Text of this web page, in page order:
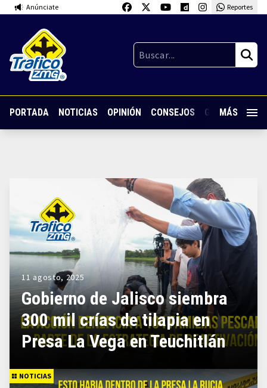
Anúnciate Reportes
PORTADA NOTICIAS OPINIÓN CONSEJOS GUARDIA
MÁS
11 agosto, 2025
Gobierno de Jalisco siembra
300 mil crías de tilapia en
Presa La Vega en Teuchitlán
NOTICIAS